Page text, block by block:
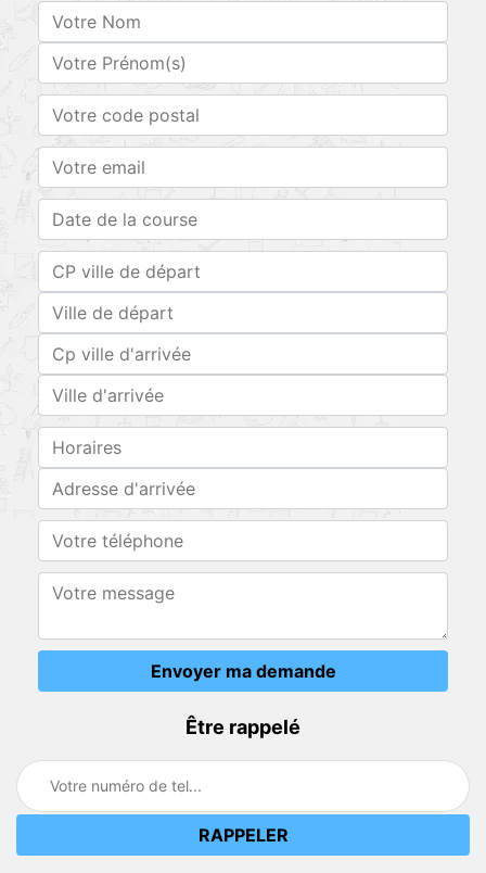
Être rappelé